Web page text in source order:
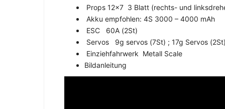
Props 12×7 3 Blatt (rechts- und
Akku empfohlen: 4S 3000 – 4000 mAh
ESC 60A (2St)
Servos 9g servos (7St) ; 17g Servos (2St)
Einziehfahrwerk Metall Scale
Bildanleitung